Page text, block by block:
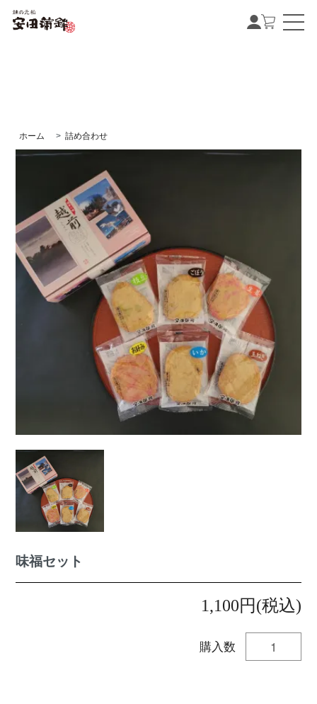
ホーム > 詰め合わせ
味福セット
1,100円(税込)
購入数